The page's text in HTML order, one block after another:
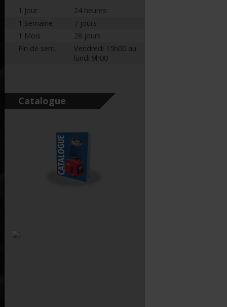
1 Jour
24 heures
1 Semaine
7 jours
1 Mois
28 jours
Fin de sem.
Vendredi 15h00 au
lundi 9h00
Catalogue